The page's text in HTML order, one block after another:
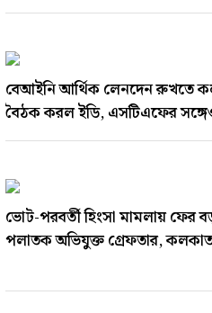
বেআইনি আর্থিক লেনদেন রুখতে
বৈঠক করল ইডি, এসটিএফের
ভোট-পরবর্তী হিংসা মামলায় ফের
পলাতক অভিযুক্ত গ্রেফতার,